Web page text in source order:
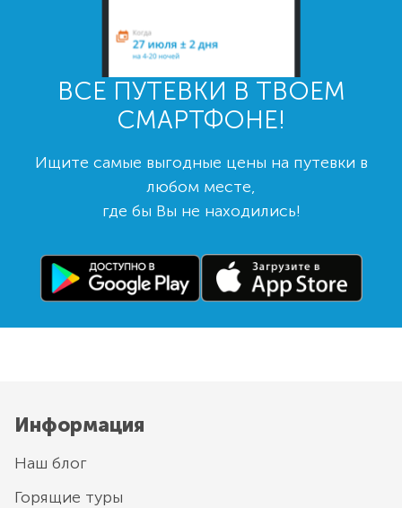
ВСЕ ПУТЕВКИ В ТВОЕМ
СМАРТФОНЕ!
Ищите самые выгодные цены на путевки в
любом месте,
где бы Вы не находились!
Информация
Наш блог
Горящие туры